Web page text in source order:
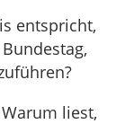
entspricht,
liest,